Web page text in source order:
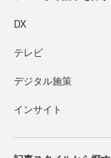
DX
テレビ
デジタル施策
インサイト